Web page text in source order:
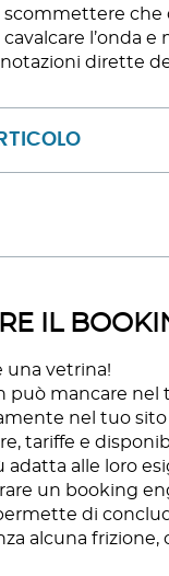
scommettere
cavalcare l’onda
dirette
IL
una vetrina!
può mancare
nel tuo sito
tariffe e
alle loro
un booking
di
alcuna frizione,